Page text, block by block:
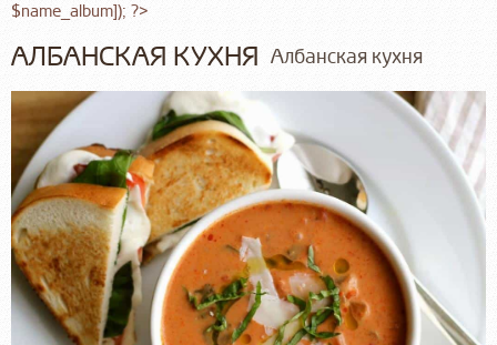
$name_album]); ?>
АЛБАНСКАЯ КУХНЯ Албанская кухня